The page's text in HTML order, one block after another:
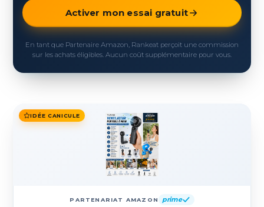
Activer mon essai gratuit
En tant que Partenaire Amazon, Rankeat perçoit une commission
sur les achats éligibles. Aucun coût supplémentaire pour vous.
IDÉE CANICULE
PARTENARIAT AMAZON prime